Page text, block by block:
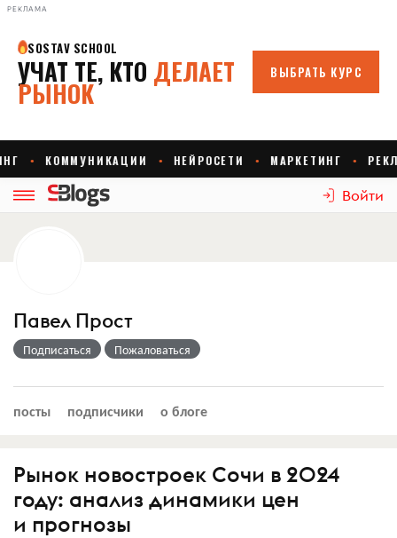
РЕКЛАМА
Войти
Павел Прост
Подписаться Пожаловаться
посты подписчики о блоге
Рынок новостроек Сочи в 2024
году: анализ динамики цен
и прогнозы